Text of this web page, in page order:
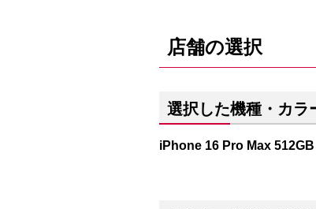
店舗の選択
選択した機種・カラ
iPhone 16 Pro Max